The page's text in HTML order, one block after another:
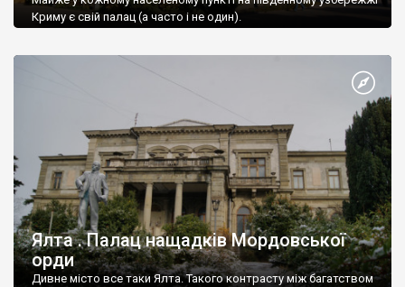
Криму є свій палац (а часто і не один).
Ялта . Палац нащадків Мордовської
орди
Дивне місто все таки Ялта. Такого контрасту між багатством